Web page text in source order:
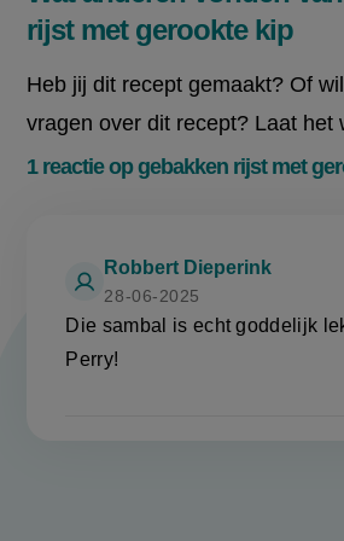
rijst met gerookte kip
Heb jij dit recept gemaakt? Of
vragen over dit recept? Laat het
1 reactie op gebakken rijst met
Die sambal is echt goddelijk
Perry!
Robbert Dieperink
28-06-2025